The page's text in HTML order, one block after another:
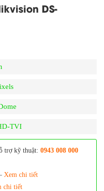
DS-
TVI
trợ kỹ thuật: 0943 008 000
Xem chi tiết
chi tiết